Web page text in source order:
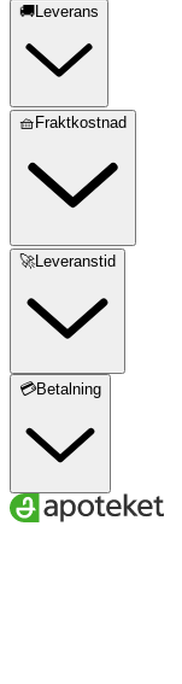
🚚Leverans
🧺Fraktkostnad
🚀Leveranstid
💳Betalning